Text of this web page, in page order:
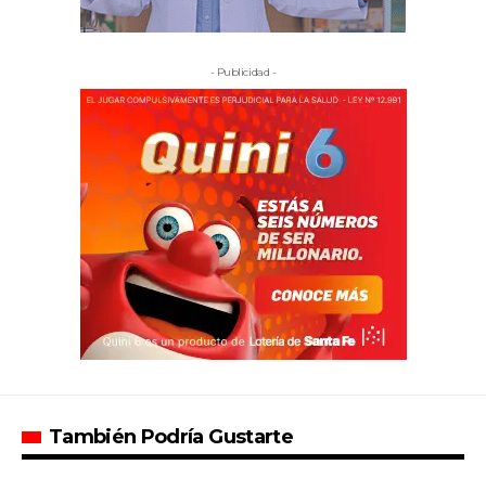
- Publicidad -
También Podría Gustarte